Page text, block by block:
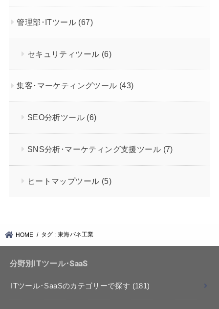
管理部･ITツール (67)
セキュリティツール (6)
集客･マーケティングツール (43)
SEO分析ツール (6)
SNS分析･マーケティング支援ツール (7)
ヒートマップツール (5)
HOME タグ : 東海バネ工業
分野別ITツール･SaaS
ITツール･SaaSのカテゴリーで探す (181)